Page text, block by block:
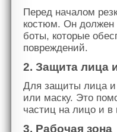
Перед началом
костюм. Он должен
боты, которые
повреждений.
2. Защита лица
Для защиты лица и
или маску. Это
частиц на лицо и в
3. Рабочая зона